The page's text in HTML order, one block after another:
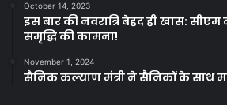
October 14, 2023
इस बार की नवरात्रि बेहद ही खास:
समृद्धि की कामना!
November 1, 2024
सैनिक कल्याण मंत्री ने सैनिकों के साथ